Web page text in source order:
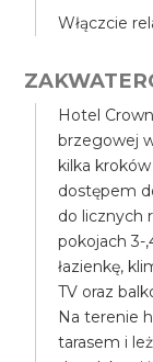
Włączcie
Hotel
brzegowej
kilka
dostępem
do licznych
pokojach 3-
łazienkę,
TV oraz
Na terenie
tarasem i